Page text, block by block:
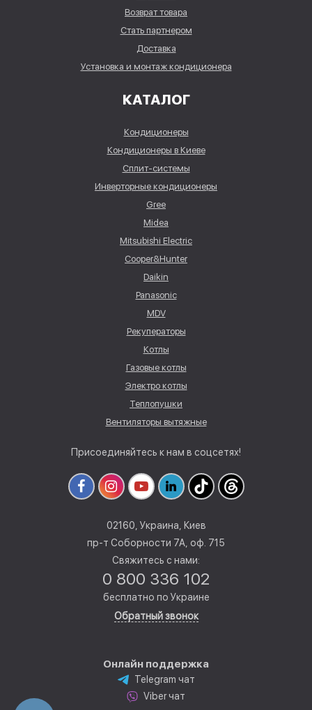
Возврат товара
Стать партнером
Доставка
Установка и монтаж кондиционера
КАТАЛОГ
Кондиционеры
Кондиционеры в Киеве
Сплит-системы
Инверторные кондиционеры
Gree
Midea
Mitsubishi Electric
Cooper&Hunter
Daikin
Panasonic
MDV
Рекуператоры
Котлы
Газовые котлы
Электро котлы
Теплопушки
Вентиляторы вытяжные
Присоединяйтесь к нам в соцсетях!
02160, Украина, Киев
пр-т Соборности 7А, оф. 715
Свяжитесь с нами:
0 800 336 102
бесплатно по Украине
Обратный звонок
Онлайн поддержка
Telegram чат
Viber чат